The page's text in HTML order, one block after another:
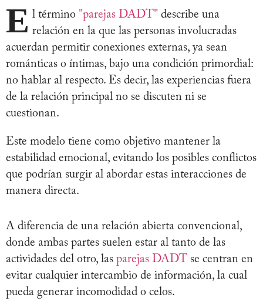
E l término "parejas DADT" describe una
relación en la que las personas involucradas
acuerdan permitir conexiones externas, ya sean
románticas o íntimas, bajo una condición primordial:
no hablar al respecto. Es decir, las experiencias fuera
de la relación principal no se discuten ni se
cuestionan.
Este modelo tiene como objetivo mantener la
estabilidad emocional, evitando los posibles conflictos
que podrían surgir al abordar estas interacciones de
manera directa.
A diferencia de una relación abierta convencional,
donde ambas partes suelen estar al tanto de las
actividades del otro, las parejas DADT se centran en
evitar cualquier intercambio de información, la cual
pueda generar incomodidad o celos.